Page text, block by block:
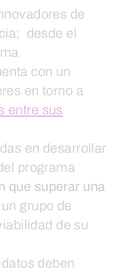
de
desde el
con un
en torno a
entre sus
en desarrollar
programa
que superar una
grupo de
de su
deben